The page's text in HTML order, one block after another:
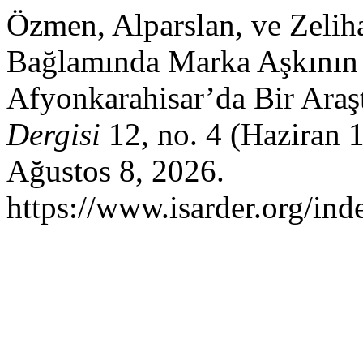
Özmen, Alparslan, ve
Bağlamında Marka
Afyonkarahisar’da Bir
Dergisi 12, no. 4 (Haziran
Ağustos 8, 2026.
https://www.isarder.org/